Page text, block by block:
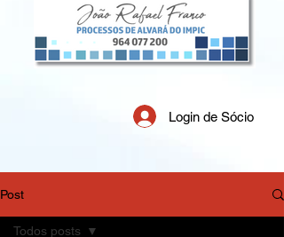
Login de Sócio
Post
Todos posts